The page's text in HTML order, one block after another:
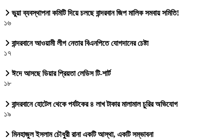
ভুয়া ব্যবস্থাপনা কমিটি দিয়ে চলছে বান্দরবান জিপ মালিক সমবায় সমিতি!
১৬
বান্দরবানে আওয়ামী লীগ নেতার বিএনপিতে যোগদানের চেষ্টা
১৭
ঈদে আসছে ডিয়ার প্রিয়তা লেডিস টি-শার্ট
১৮
বান্দরবানে হোটেল থেকে পর্যটকের ৪ লাখ টাকার মালামাল চুরির অভিযোগ
১৯
মিনহাজুল ইসলাম চৌধুরী রানা একটি আস্থা, একটি সম্ভাবনা